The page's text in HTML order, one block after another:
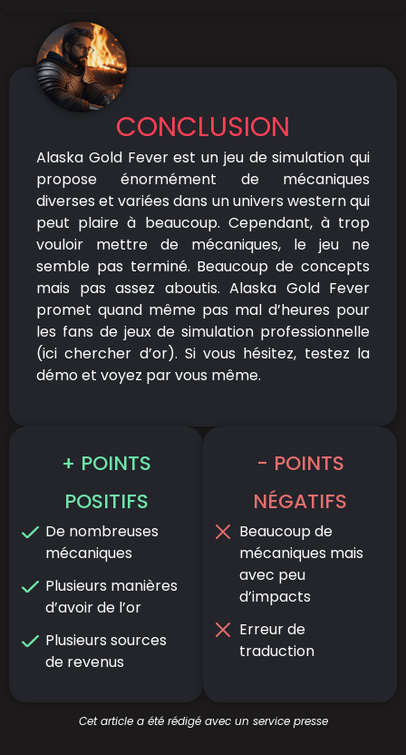
CONCLUSION
Alaska Gold Fever est un jeu de simulation qui
propose énormément de mécaniques
diverses et variées dans un univers western qui
peut plaire à beaucoup. Cependant, à trop
vouloir mettre de mécaniques, le jeu ne
semble pas terminé. Beaucoup de concepts
mais pas assez aboutis. Alaska Gold Fever
promet quand même pas mal d’heures pour
les fans de jeux de simulation professionnelle
(ici chercher d’or). Si vous hésitez, testez la
démo et voyez par vous même.
+ POINTS
POSITIFS
De nombreuses
mécaniques
Plusieurs manières
d’avoir de l’or
Plusieurs sources
de revenus
- POINTS
NÉGATIFS
Beaucoup de
mécaniques mais
avec peu
d’impacts
Erreur de
traduction
Cet article a été rédigé avec un service presse